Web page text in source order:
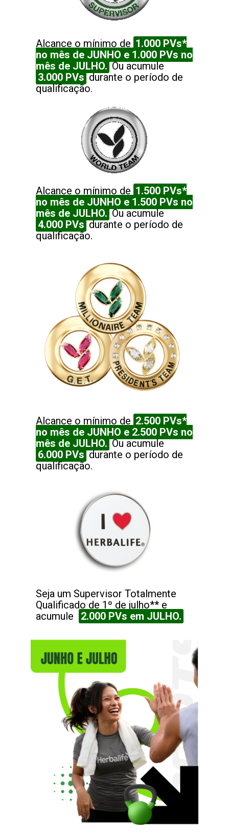
Alcance o mínimo de 1.000 PVs*
no mês de JUNHO e 1.000 PVs no
mês de JULHO. Ou acumule
3.000 PVs durante o período de
qualificação.
Alcance o mínimo de 1.500 PVs*
no mês de JUNHO e 1.500 PVs no
mês de JULHO. Ou acumule
4.000 PVs durante o período de
qualificação.
Alcance o mínimo de 2.500 PVs*
no mês de JUNHO e 2.500 PVs no
mês de JULHO. Ou acumule
6.000 PVs durante o período de
qualificação.
Seja um Supervisor Totalmente
Qualificado de 1º de julho** e
acumule
2.000 PVs em JULHO.